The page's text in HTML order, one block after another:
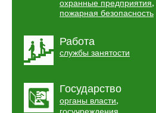
охранные предприятия,
пожарная безопасность
Работа
службы занятости
Государство
органы власти,